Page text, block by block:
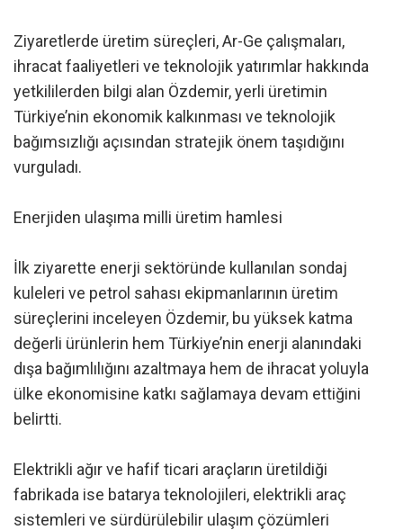
Ziyaretlerde üretim süreçleri, Ar-Ge çalışmaları,
ihracat faaliyetleri ve teknolojik yatırımlar hakkında
yetkililerden bilgi alan Özdemir, yerli üretimin
Türkiye’nin ekonomik kalkınması ve teknolojik
bağımsızlığı açısından stratejik önem taşıdığını
vurguladı.
Enerjiden ulaşıma milli üretim hamlesi
İlk ziyarette enerji sektöründe kullanılan sondaj
kuleleri ve petrol sahası ekipmanlarının üretim
süreçlerini inceleyen Özdemir, bu yüksek katma
değerli ürünlerin hem Türkiye’nin enerji alanındaki
dışa bağımlılığını azaltmaya hem de ihracat yoluyla
ülke ekonomisine katkı sağlamaya devam ettiğini
belirtti.
Elektrikli ağır ve hafif ticari araçların üretildiği
fabrikada ise batarya teknolojileri, elektrikli araç
sistemleri ve sürdürülebilir ulaşım çözümleri